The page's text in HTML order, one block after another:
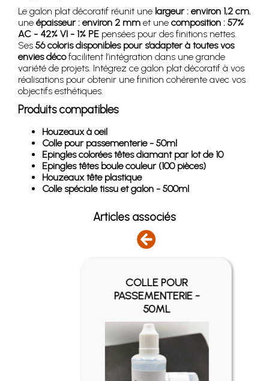
Le galon plat décoratif réunit une largeur : environ 1,2 cm,
une épaisseur : environ 2 mm et une composition : 57%
AC - 42% VI - 1% PE pensées pour des finitions nettes.
Ses 56 coloris disponibles pour s’adapter à toutes vos
envies décofacilitent l’intégration dans une grande
variété de projets. Intégrez ce galon plat décoratif à vos
réalisations pour obtenir une finition cohérente avec vos
objectifs esthétiques.
Produits compatibles
Houzeaux à oeil
Colle pour passementerie - 50ml
Epingles colorées têtes diamant par lot de 10
Epingles têtes boule couleur (100 pièces)
Houzeaux tête plastique
Colle spéciale tissu et galon - 500ml
Articles associés
COLLE POUR
PASSEMENTERIE -
50ML